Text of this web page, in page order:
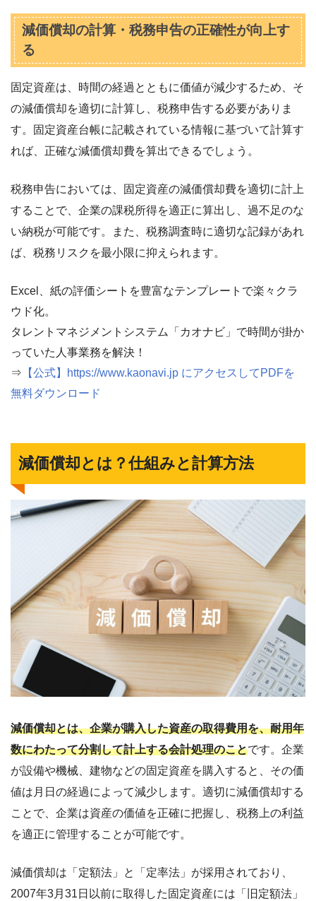
減価償却の計算・税務申告の正確性が向上す
る
固定資産は、時間の経過とともに価値が減少するため、そ
の減価償却を適切に計算し、税務申告する必要がありま
す。固定資産台帳に記載されている情報に基づいて計算す
れば、正確な減価償却費を算出できるでしょう。
税務申告においては、固定資産の減価償却費を適切に計上
することで、企業の課税所得を適正に算出し、過不足のな
い納税が可能です。また、税務調査時に適切な記録があれ
ば、税務リスクを最小限に抑えられます。
Excel、紙の評価シートを豊富なテンプレートで楽々クラ
ウド化。
タレントマネジメントシステム「カオナビ」で時間が掛か
っていた人事業務を解決！
⇒ 【公式】https://www.kaonavi.jp にアクセスしてPDFを
無料ダウンロード
減価償却とは？仕組みと計算方法
減価償却とは、企業が購入した資産の取得費用を、耐用年
数にわたって分割して計上する会計処理のことです。企業
が設備や機械、建物などの固定資産を購入すると、その価
値は月日の経過によって減少します。適切に減価償却する
ことで、企業は資産の価値を正確に把握し、税務上の利益
を適正に管理することが可能です。
減価償却は「定額法」と「定率法」が採用されており、
2007年3月31日以前に取得した固定資産には「旧定額法」